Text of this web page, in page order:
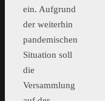
ein. Aufgrund
der weiterhin
pandemischen
Situation soll
die
Versammlung